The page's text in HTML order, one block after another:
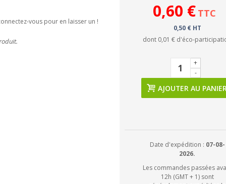
vous pour en laisser un !
0,60 € TTC
0,50 € HT
dont 0,01 € d'éco-
-
+
AJOUTER AU
Date d'expédition : 07-08-
2026.
Les commandes passées
12h (GMT + 1) sont